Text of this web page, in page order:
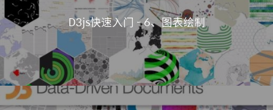
D3js快速入门 - 6、图表绘制